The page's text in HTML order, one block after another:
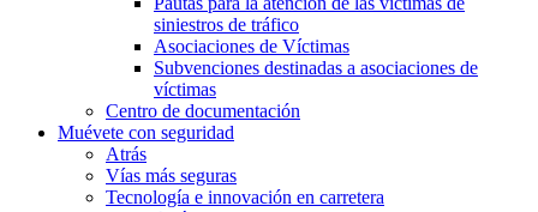
siniestros de tráfico
Asociaciones de Víctimas
Subvenciones destinadas a asociaciones de
víctimas
Centro de documentación
Muévete con seguridad
Atrás
Vías más seguras
Tecnología e innovación en carretera